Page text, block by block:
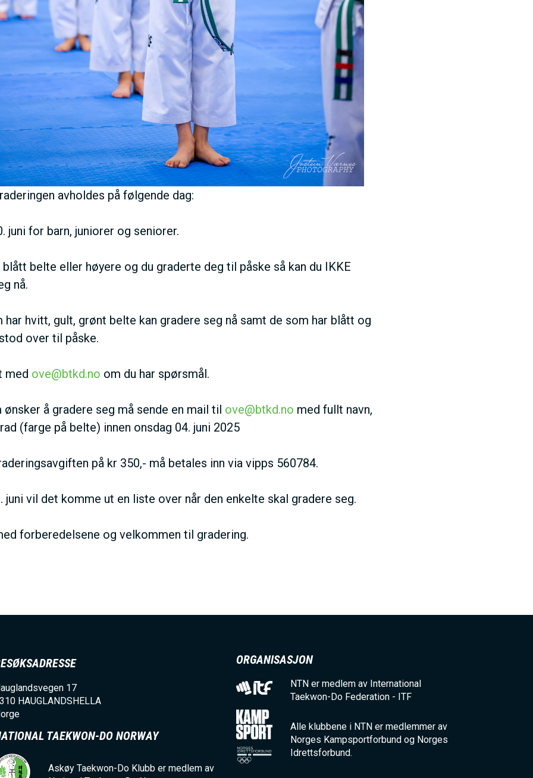
V
E
D
O
M
A
I
M
E
N
U
avholdes på følgende dag:
juni for barn, juniorer og seniorer.
blått belte eller høyere og du graderte deg til påske så kan du IKKE
nå.
har hvitt, gult, grønt belte kan gradere seg nå samt de som har blått og
over til påske.
med ove@btkd.no om du har spørsmål.
ønsker å gradere seg må sende en mail til ove@btkd.no med fullt navn,
(farge på belte) innen onsdag 04. juni 2025
på kr 350,- må betales inn via vipps 560784.
juni vil det komme ut en liste over når den enkelte skal gradere seg.
forberedelsene og velkommen til gradering.
17
HAUGLANDSHELLA
TAEKWON-DO NORWAY
Askøy Taekwon-Do Klubb er medlem av
ORGANISASJON
NTN er medlem av International
Taekwon-Do Federation - ITF
Alle klubbene i NTN er medlemmer av
Norges Kampsportforbund og Norges
Idrettsforbund.